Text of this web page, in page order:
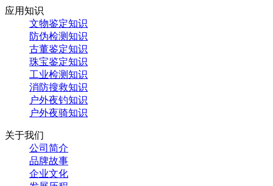
应用知识
文物鉴定知识
防伪检测知识
古董鉴定知识
珠宝鉴定知识
工业检测知识
消防搜救知识
户外夜钓知识
户外夜骑知识
关于我们
公司简介
品牌故事
企业文化